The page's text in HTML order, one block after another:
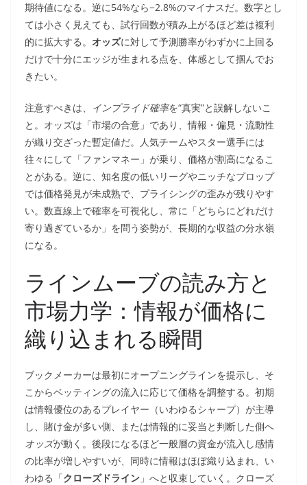
期待値になる。逆に54%なら−2.8%のマイナスだ。数字とし
ては小さく見えても、試行回数が積み上がるほど差は複利
的に拡大する。 オッズに対して予測勝率がわずかに上回る
だけで十分にエッジが生まれる点を、体感として掴んでお
きたい。
注意すべきは、 インプライド確率を“真実”と誤解しないこ
と。オッズは「市場の合意」であり、情報・偏見・流動性
が織り交ざった暫定値だ。人気チームやスター選手には
往々にして「ファンマネー」が乗り、価格が割高になるこ
とがある。逆に、知名度の低いリーグやニッチなプロップ
では価格発見が未成熟で、プライシングの歪みが残りやす
い。数直線上で確率を可視化し、常に「どちらにどれだけ
寄り過ぎているか」を問う姿勢が、長期的な収益の分水嶺
になる。
ラインムーブの読み方と
市場力学：情報が価格に
織り込まれる瞬間
ブックメーカーは最初にオープニングラインを提示し、そ
こからベッティングの流入に応じて価格を調整する。初期
は情報優位のあるプレイヤー（いわゆるシャープ）が主導
し、賭け金が多い側、または情報的に妥当と判断した側へ
オッズが動く。後段になるほど一般層の資金が流入し感情
の比率が増しやすいが、同時に情報はほぼ織り込まれ、い
わゆる「クローズドライン 」へと収束していく。クローズ